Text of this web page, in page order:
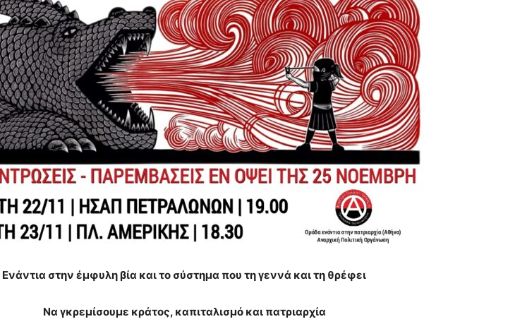
Ενάντια στην έμφυλη βία και το σύστημα που τη γεννά και τη θρέφει
Να γκρεμίσουμε κράτος, καπιταλισμό και πατριαρχία